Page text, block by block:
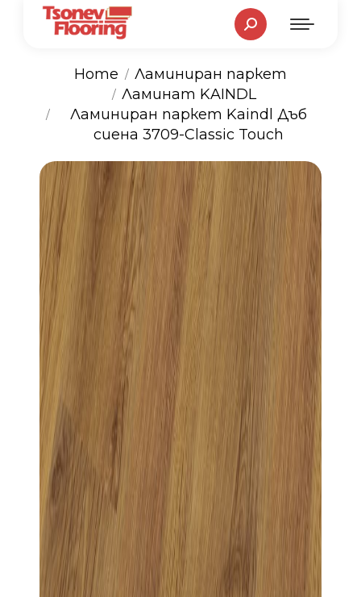
Search:
You are here:
Home
Ламиниран паркет
Ламинат KAINDL
Ламиниран паркет Kaindl Дъб
сиена 3709-Classic Touch